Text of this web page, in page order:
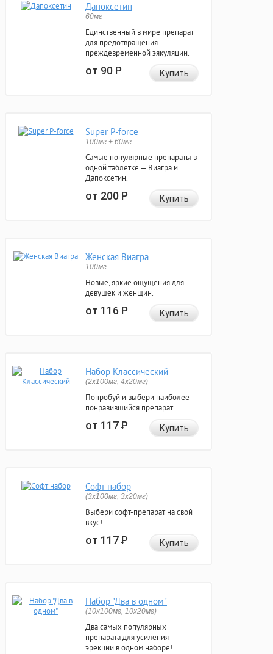
Дапоксетин
60мг
Единственный в мире препарат
для предотвращения
преждевременной эякуляции.
от 90Р Купить
Super P-force
100мг + 60мг
Самые популярные препараты в
одной таблетке — Виагра и
Дапоксетин.
от 200Р Купить
Женская Виагра
100мг
Новые, яркие ощущения для
девушек и женщин.
от 116Р Купить
Набор Классический
(2x100мг, 4x20мг)
Попробуй и выбери наиболее
понравившийся препарат.
от 117Р Купить
Софт набор
(3x100мг, 3x20мг)
Выбери софт-препарат на свой
вкус!
от 117Р Купить
Набор "Два в одном"
(10x100мг, 10x20мг)
Два самых популярных
препарата для усиления
эрекции в одном наборе!